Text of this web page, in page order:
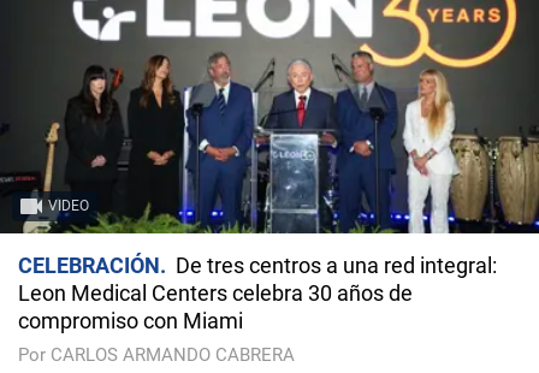
VIDEO
CELEBRACIÓN
De tres centros a una red integral:
Leon Medical Centers celebra 30 años de
compromiso con Miami
Por CARLOS ARMANDO CABRERA